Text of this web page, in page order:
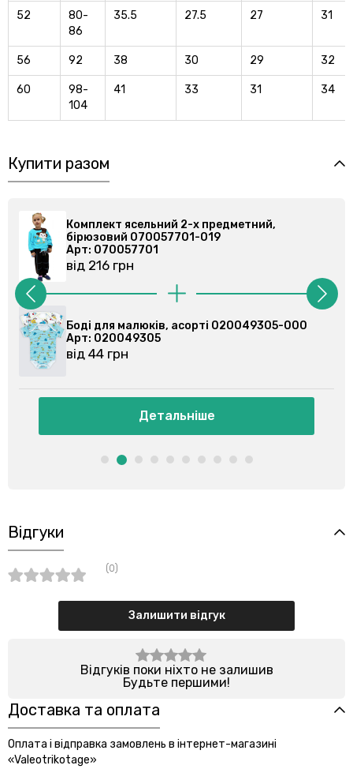
52
80-
86
35.5 27.5 27 31
56 92 38 30 29 32
60
98-
104
41 33 31 34
Купити разом
Комплект ясельний 2-х предметний,
бірюзовий 070057701-019
Арт: 070057701
від 216 грн
Боді для малюків, асорті 020049305-000
Арт: 020049305
від 44 грн
Детальніше
Відгуки
(0)
Залишити відгук
Відгуків поки ніхто не залишив
Будьте першими!
Доставка та оплата
Оплата і відправка замовлень в інтернет-магазині
«Valeotrikotage»